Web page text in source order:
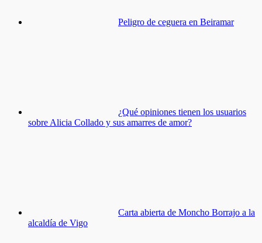
Peligro de ceguera en Beiramar
¿Qué opiniones tienen los usuarios
sobre Alicia Collado y sus amarres de amor?
Carta abierta de Moncho Borrajo a la
alcaldía de Vigo